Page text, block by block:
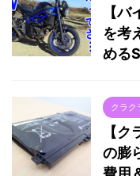
【
を考
める
クラク
【
の膨